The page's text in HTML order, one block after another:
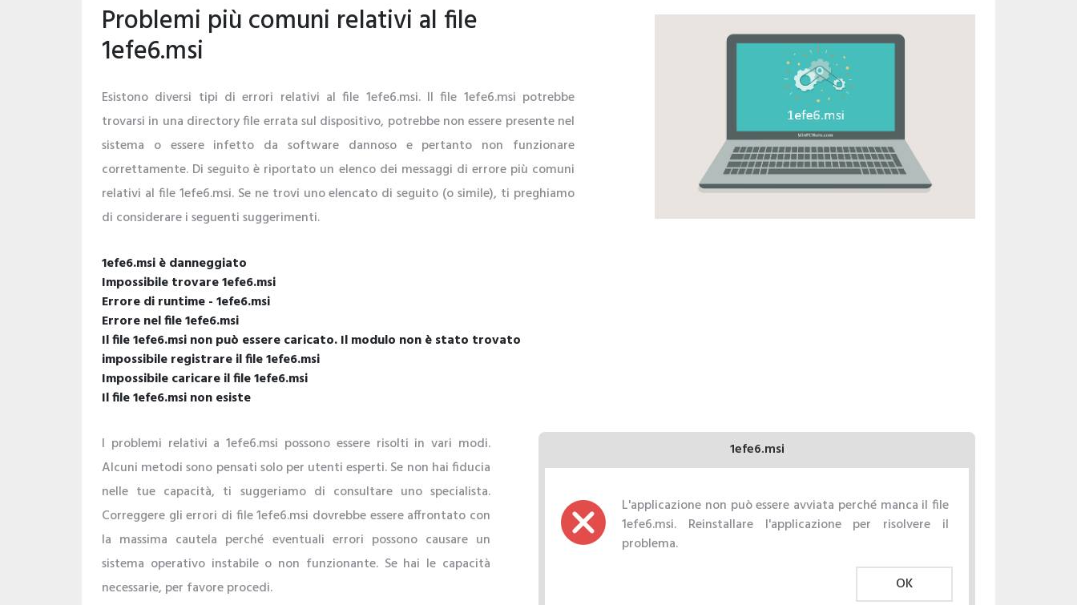
Problemi più comuni relativi al file
1efe6.msi
Esistono diversi tipi di errori relativi al file 1efe6.msi. Il file 1efe6.msi potrebbe
trovarsi in una directory file errata sul dispositivo, potrebbe non essere presente nel
sistema o essere infetto da software dannoso e pertanto non funzionare
correttamente. Di seguito è riportato un elenco dei messaggi di errore più comuni
relativi al file 1efe6.msi. Se ne trovi uno elencato di seguito (o simile), ti preghiamo
di considerare i seguenti suggerimenti.
1efe6.msi è danneggiato
Impossibile trovare 1efe6.msi
Errore di runtime - 1efe6.msi
Errore nel file 1efe6.msi
Il file 1efe6.msi non può essere caricato. Il modulo non è stato trovato
impossibile registrare il file 1efe6.msi
Impossibile caricare il file 1efe6.msi
Il file 1efe6.msi non esiste
1efe6.msi
L'applicazione non può essere avviata perché manca il file
1efe6.msi. Reinstallare l'applicazione per risolvere il
problema.
OK
I problemi relativi a 1efe6.msi possono essere risolti in vari modi.
Alcuni metodi sono pensati solo per utenti esperti. Se non hai fiducia
nelle tue capacità, ti suggeriamo di consultare uno specialista.
Correggere gli errori di file 1efe6.msi dovrebbe essere affrontato con
la massima cautela perché eventuali errori possono causare un
sistema operativo instabile o non funzionante. Se hai le capacità
necessarie, per favore procedi.